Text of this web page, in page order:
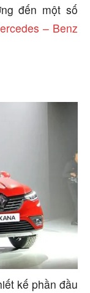
đến một số
– Benz
kế phần đầu